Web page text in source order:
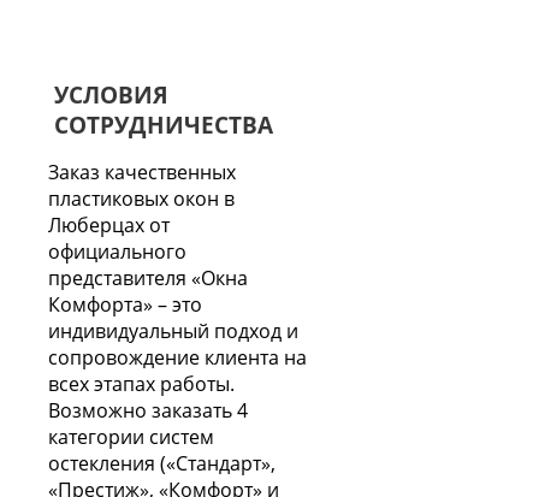
УСЛОВИЯ
СОТРУДНИЧЕСТВА
Заказ качественных
пластиковых окон в
Люберцах от
официального
представителя «Окна
Комфорта» – это
индивидуальный подход и
сопровождение клиента на
всех этапах работы.
Возможно заказать 4
категории систем
остекления («Стандарт»,
«Престиж», «Комфорт» и